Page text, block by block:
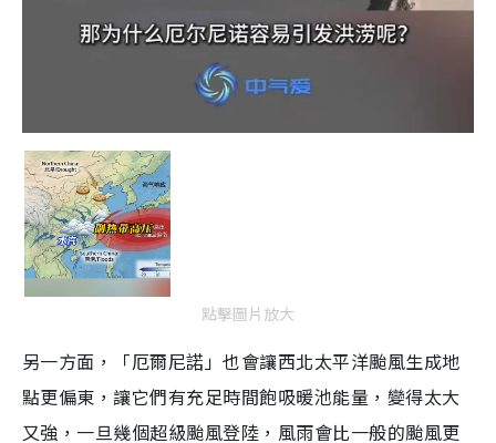
點擊圖片放大
另一方面，「厄爾尼諾」也會讓西北太平洋颱風生成地
點更偏東，讓它們有充足時間飽吸暖池能量，變得太大
又強，一旦幾個超級颱風登陸，風雨會比一般的颱風更